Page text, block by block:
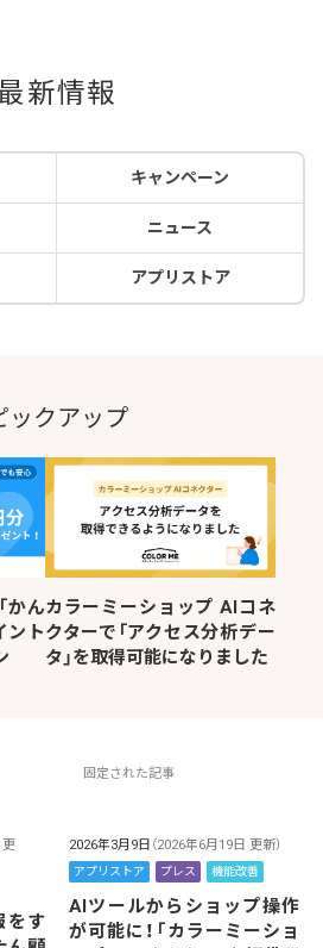
新情報
キャンペーン
ニュース
アプリストア
ックアップ
かん
ント
カラーミーショップ AIコネ
クターで「アクセス分析デー
タ」を取得可能になりました
更
をす
固定された記事
2026年3月9日 （2026年6月19日 更新）
アプリストア プレス 機能改善
AIツールからショップ操作
が可能に！「カラーミーショ